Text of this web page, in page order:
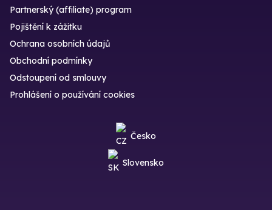
Partnerský (affiliate) program
Pojištění k zážitku
Ochrana osobních údajů
Obchodní podmínky
Odstoupení od smlouvy
Prohlášení o používání cookies
Česko
Slovensko